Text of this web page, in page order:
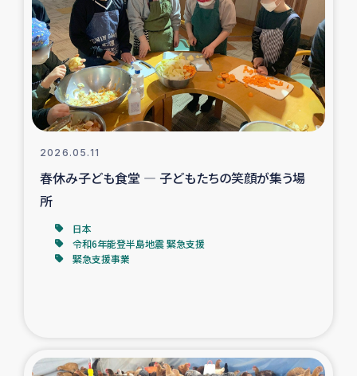
大雨による洪水被災者支援
カカオ生産者支援事業
シリア国内避難民・帰還民の生活再建支援
トルコにおけるシリア難民支援事業
インドネシア中部 スラウェシの地震・津波被災者支援
スリランカ ジャフナ県干物事業
2026.05.11
春休み子ども食堂 ― 子どもたちの笑顔が集う場
所
日本
令和6年能登半島地震 緊急支援
緊急支援事業